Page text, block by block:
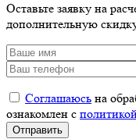
Оставьте заявку на
дополнительную
Соглашаюсь на
ознакомлен с